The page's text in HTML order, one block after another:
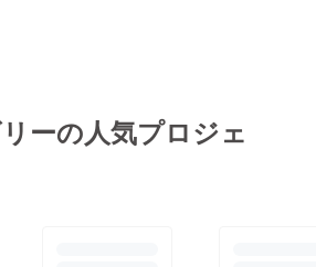
ーの人気プロジェ